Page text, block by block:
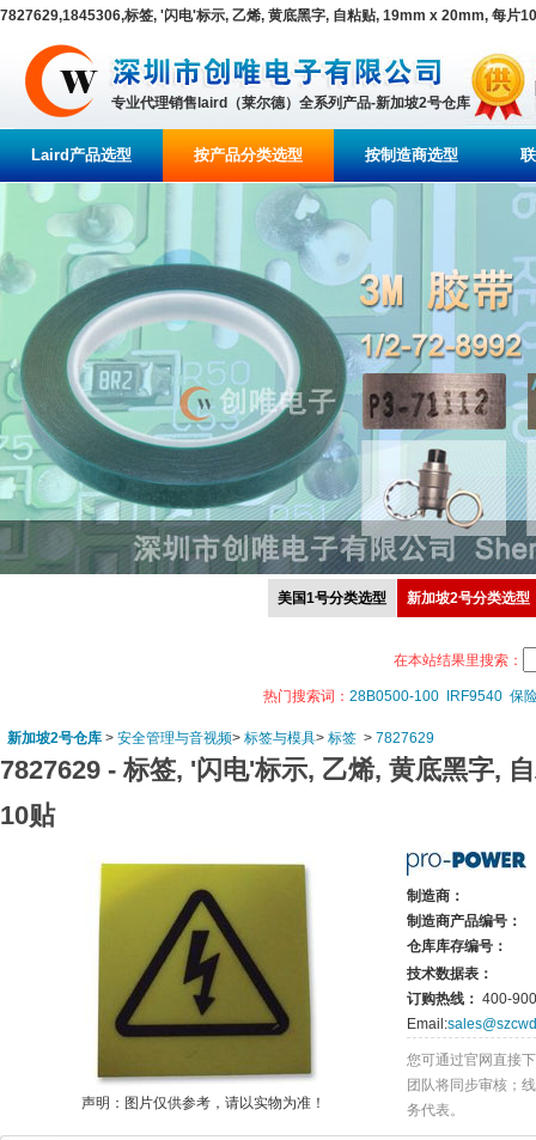
7827629,1845306,标签, '闪电'标示, 乙烯, 黄底黑字, 自粘贴, 19mm x 20mm, 每片
专业代理销售laird（莱尔德）全系列产品-新加坡2号仓库
Laird产品选型 按产品分类选型 按制造商选型
美国1号分类选型 新加坡2号分类选型
在本站结果里搜索：
热门搜索词： 28B0500-100 IRF9540 保
新加坡2号仓库 > 安全管理与音视频> 标签与模具> 标签 > 7827629
7827629 - 标签, '闪电'标示, 乙烯, 黄底黑字,
10贴
声明：图片仅供参考，请以实物为准！
制造商：
制造商产品编号：
仓库库存编号：
技术数据表：
订购热线： 400-
Email:
您可通过官网直接
团队将同步审核；
务代表。